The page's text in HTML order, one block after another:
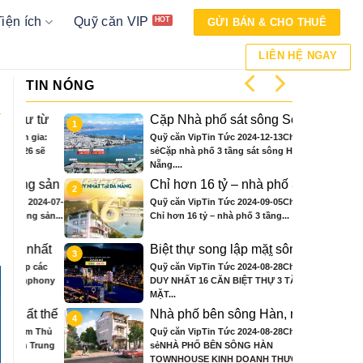
ích Quỹ căn VIP GỬI BÁN & CHO THUÊ
LIÊN HỆ NGAY
TIN NÓNG
1
Cặp Nhà phố sát sông Sonata
3 tầng chỉ hơn 16 tỷ
Quỹ căn VipTin Tức 2024-12-13Chia
sẻCặp nhà phố 3 tầng sát sông Hàn Đà
Nẵng....
2
Chỉ hơn 16 tỷ – nhà phố 3 tầng
bên sông Hàn sở hữu tiện ích
biệt thự trăm tỷ
Quỹ căn VipTin Tức 2024-09-05Chia sẻ
Chỉ hơn 16 tỷ – nhà phố 3 tầng...
3
Biệt thự song lập mặt sông
Hàn, trung tâm Đà Nẵng ngay
khán đài xem pháo hoa DIFF
Quỹ căn VipTin Tức 2024-08-28Chia sẻCHỈ
DUY NHẤT 16 CĂN BIỆT THỰ 3 TẦNG
MẶT...
4
Nhà phố bên sông Hàn, ngay
sát toà căn hộ cao cấp S3 gần
ngay mặt sông
Quỹ căn VipTin Tức 2024-08-28Chia
sẻNHÀ PHỐ BÊN SÔNG HÀN
TOWNHOUSE KINH DOANH THƯƠNG